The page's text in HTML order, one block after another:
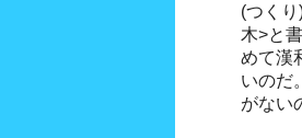
(つく
木>と
めて漢
いのだ
がない